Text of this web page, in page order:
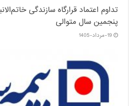
تداوم اعتماد قرارگاه سازندگی
پنجمین سال متوالی
19-مرداد-1405